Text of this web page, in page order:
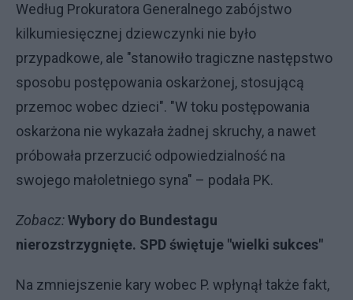
Według Prokuratora Generalnego zabójstwo
kilkumiesięcznej dziewczynki nie było
przypadkowe, ale "stanowiło tragiczne następstwo
sposobu postępowania oskarżonej, stosującą
przemoc wobec dzieci". "W toku postępowania
oskarżona nie wykazała żadnej skruchy, a nawet
próbowała przerzucić odpowiedzialność na
swojego małoletniego syna" – podała PK.
Zobacz:Wybory do Bundestagu
nierozstrzygnięte. SPD świętuje "wielki sukces"
Na zmniejszenie kary wobec P. wpłynął także fakt,